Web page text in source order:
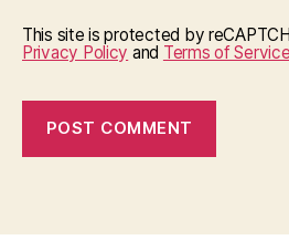
This site is protected by
Privacy Policy and Terms of Service